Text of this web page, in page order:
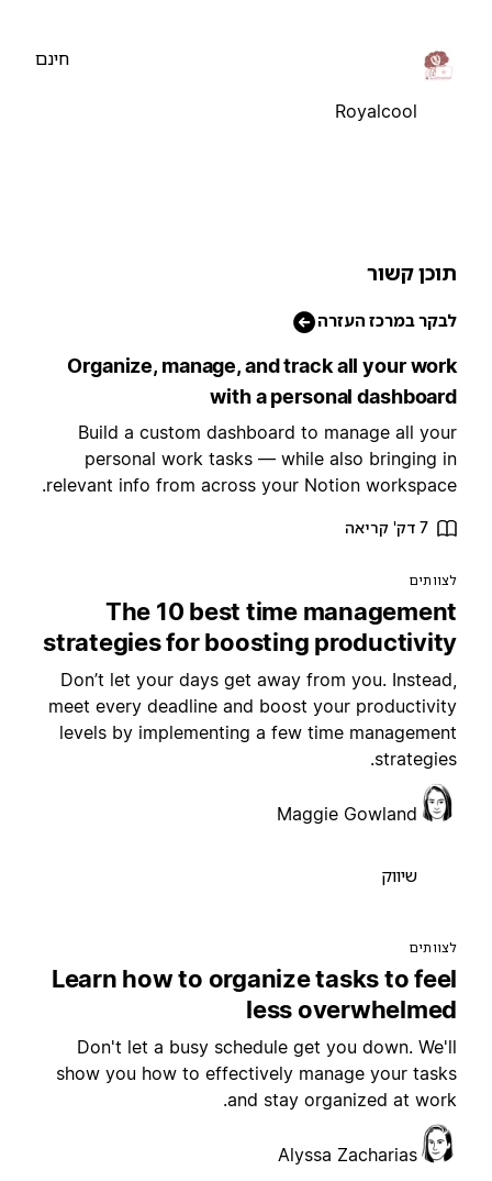
Royalcool
קשור
במרכז העזרה
Organize, manage, and track all your
with a personal
Build a custom dashboard to manage all
personal work tasks — while also bringing
relevant info from across your Notion
The 10 best time
strategies for boosting
Don’t let your days get away from you.
meet every deadline and boost your
levels by implementing a few time
Maggie Gowland
Learn how to organize tasks to
less
Don't let a busy schedule get you down.
show you how to effectively manage your
and stay organized at
Alyssa Zacharias